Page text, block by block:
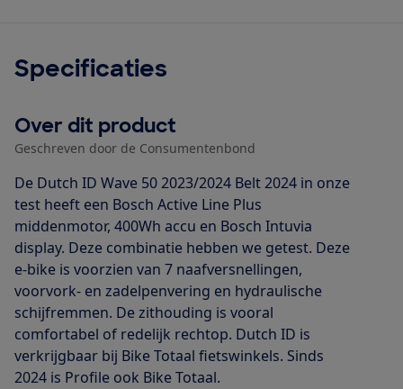
Specificaties
Over dit product
Geschreven door de Consumentenbond
De Dutch ID Wave 50 2023/2024 Belt 2024 in onze
test heeft een Bosch Active Line Plus
middenmotor, 400Wh accu en Bosch Intuvia
display. Deze combinatie hebben we getest. Deze
e-bike is voorzien van 7 naafversnellingen,
voorvork- en zadelpenvering en hydraulische
schijfremmen. De zithouding is vooral
comfortabel of redelijk rechtop. Dutch ID is
verkrijgbaar bij Bike Totaal fietswinkels. Sinds
2024 is Profile ook Bike Totaal.